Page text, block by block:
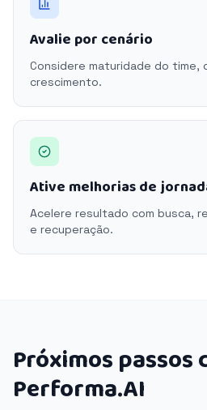
Avalie por cenário
Considere maturidade do time,
crescimento.
Ative melhorias de
Acelere resultado com busca,
e recuperação.
Próximos passos
Performa.AI